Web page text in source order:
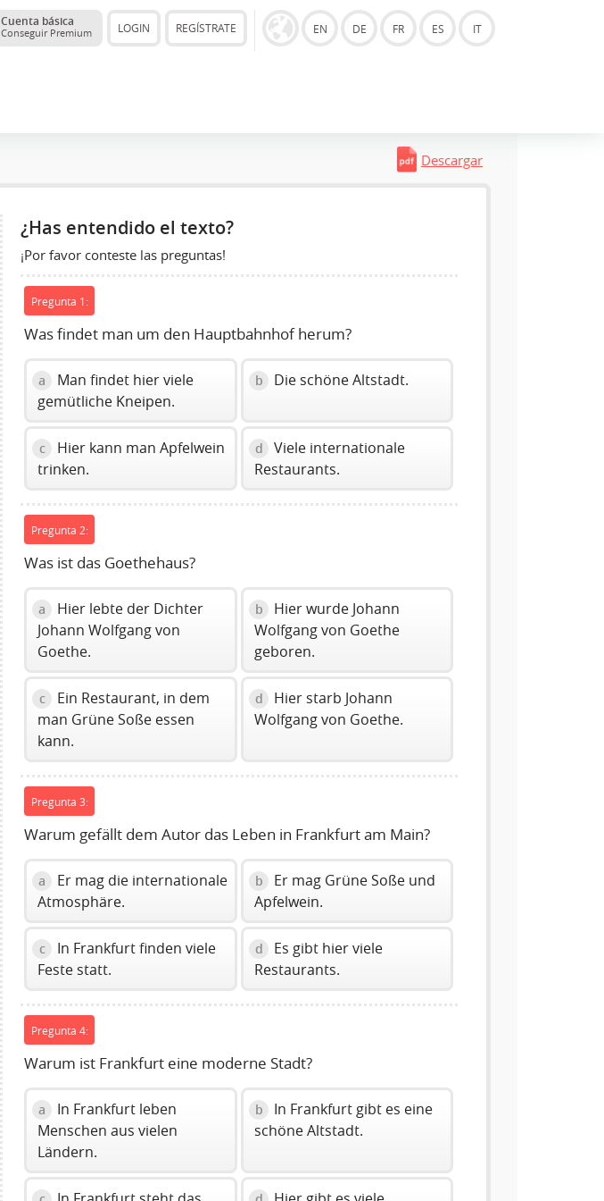
Cuenta básica
Conseguir Premium LOGIN REGÍSTRATE EN DE FR ES IT
Descargar
¿Has entendido el texto?
¡Por favor conteste las preguntas!
Pregunta 1:
Was findet man um den Hauptbahnhof herum?
a
Man findet hier viele
gemütliche Kneipen.
b Die schöne Altstadt.
c
Hier kann man Apfelwein
trinken.
d
Viele internationale
Restaurants.
Pregunta 2:
Was ist das Goethehaus?
a
Hier lebte der Dichter
Johann Wolfgang von
Goethe.
b
Hier wurde Johann
Wolfgang von Goethe
geboren.
c
Ein Restaurant, in dem
man Grüne Soße essen
kann.
d
Hier starb Johann
Wolfgang von Goethe.
Pregunta 3:
Warum gefällt dem Autor das Leben in Frankfurt am Main?
a
Er mag die internationale
Atmosphäre.
b
Er mag Grüne Soße und
Apfelwein.
c
In Frankfurt finden viele
Feste statt.
d
Es gibt hier viele
Restaurants.
Pregunta 4:
Warum ist Frankfurt eine moderne Stadt?
a
In Frankfurt leben
Menschen aus vielen
Ländern.
b
In Frankfurt gibt es eine
schöne Altstadt.